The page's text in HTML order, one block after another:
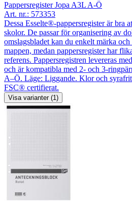
Pappersregister Jopa A3L A-Ö
Art. nr.: 573353
Dessa Esselte®-pappersregister är bra
skolor. De passar för organisering av
omslagsbladet kan du enkelt märka
mappen, medan pappersregister har
referens. Pappersregistren levereras
och är kompatibla med 2- och 3-
A–Ö. Läge: Liggande. Klor och
FSC® certifierat.
Visa varianter (1)